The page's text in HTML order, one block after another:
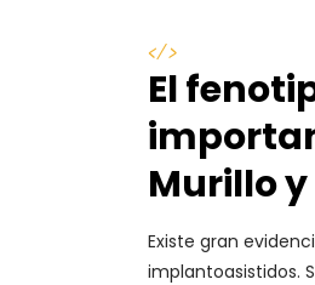
</>
El
Murillo
Existe gran
implantoasistidos.